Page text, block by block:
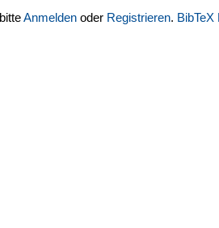
Anmeldenoder Registrieren. BibTeX